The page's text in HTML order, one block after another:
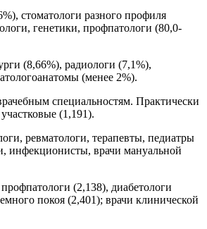
стоматологи разного профиля
генетики, профпатологи (80,0-
(8,66%), радиологи (7,1%),
(менее 2%).
специальностям. Практически
(1,191).
ревматологи, терапевты, педиатры
инфекционисты, врачи мануальной
(2,138), диабетологи
покоя (2,401); врачи клинической